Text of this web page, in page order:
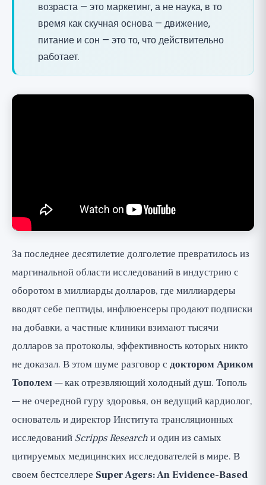
возраста — это маркетинг, а не наука, в то
время как скучная основа — движение,
питание и сон — это то, что действительно
работает.
За последнее десятилетие долголетие превратилось из
маргинальной области исследований в индустрию с
оборотом в миллиарды долларов, где миллиардеры
вводят себе пептиды, инфлюенсеры продают подписки
на добавки, а частные клиники взимают тысячи
долларов за протоколы, эффективность которых никто
не доказал. В этом шуме разговор с доктором Ариком
Тополем — как отрезвляющий холодный душ. Тополь
— не очередной гуру здоровья, он ведущий кардиолог,
основатель и директор Института трансляционных
исследований Scripps Researchи один из самых
цитируемых медицинских исследователей в мире. В
своем бестселлере Super Agers: An Evidence-Based